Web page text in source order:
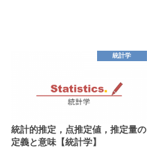
統計学
統計的推定，点推定値，推定量の
定義と意味【統計学】